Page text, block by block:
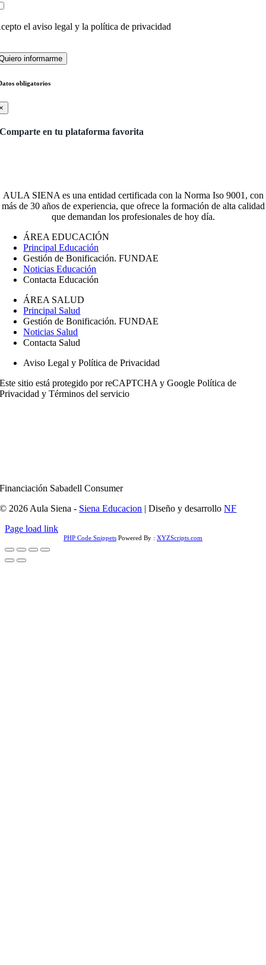
el aviso legal y la política de privacidad
obligatorios
Comparte en tu plataforma favorita
AULA SIENA es una entidad certificada con la Norma Iso 9001, con
más de 30 años de experiencia, que ofrece la formación de alta calidad
que demandan los profesionales de hoy día.
ÁREA EDUCACIÓN
Principal Educación
Gestión de Bonificación. FUNDAE
Noticias Educación
Contacta Educación
ÁREA SALUD
Principal Salud
Gestión de Bonificación. FUNDAE
Noticias Salud
Contacta Salud
Aviso Legal y Política de Privacidad
Este sitio está protegido por reCAPTCHA y GooglePolítica de
Privacidad yTérminos del servicio
Financiación Sabadell Consumer
© 2026 Aula Siena - Siena Educacion | Diseño y desarrolloNF
Page load link
PHP Code Snippets Powered By : XYZScripts.com